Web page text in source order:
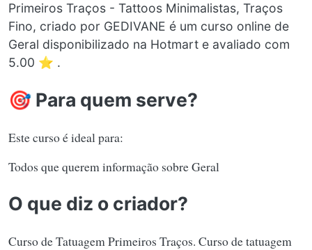
Primeiros Traços - Tattoos Minimalistas, Traços
Fino, criado por GEDIVANE é um curso online de
Geral disponibilizado na Hotmart e avaliado com
5.00 ⭐ .
🎯 Para quem serve?
Este curso é ideal para:
Todos que querem informação sobre Geral
O que diz o criador?
Curso de Tatuagem Primeiros Traços. Curso de tatuagem